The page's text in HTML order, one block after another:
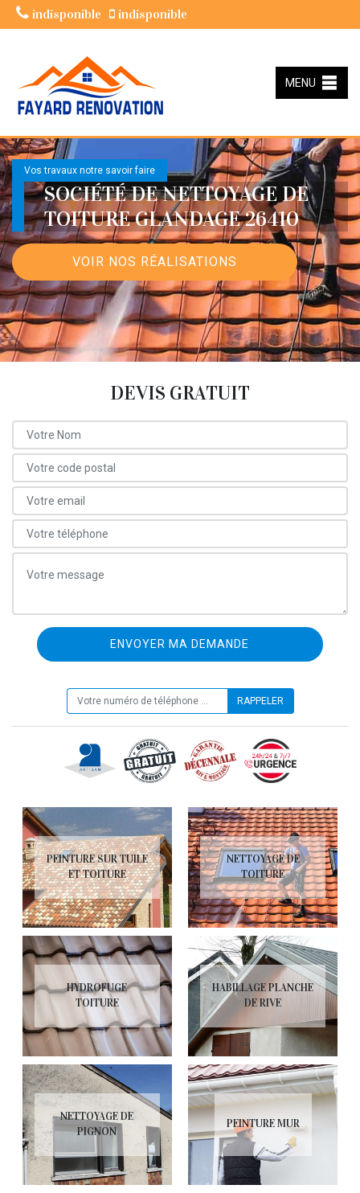
indisponible indisponible
MENU
Vos travaux notre savoir faire
SOCIÉTÉ DE NETTOYAGE DE
TOITURE GLANDAGE 26410
VOIR NOS RÉALISATIONS
DEVIS GRATUIT
PEINTURE SUR TUILE
ET TOITURE
NETTOYAGE DE
TOITURE
HYDROFUGE
TOITURE
HABILLAGE PLANCHE
DE RIVE
NETTOYAGE DE
PIGNON
PEINTURE MUR